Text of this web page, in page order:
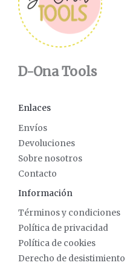
D-Ona Tools
Enlaces
Envíos
Devoluciones
Sobre nosotros
Contacto
Información
Términos y condiciones
Política de privacidad
Política de cookies
Derecho de desistimiento